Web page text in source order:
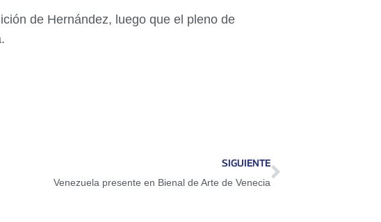
de Hernández, luego que el pleno de
SIGUIENTE
Venezuela presente en Bienal de Arte de Venecia